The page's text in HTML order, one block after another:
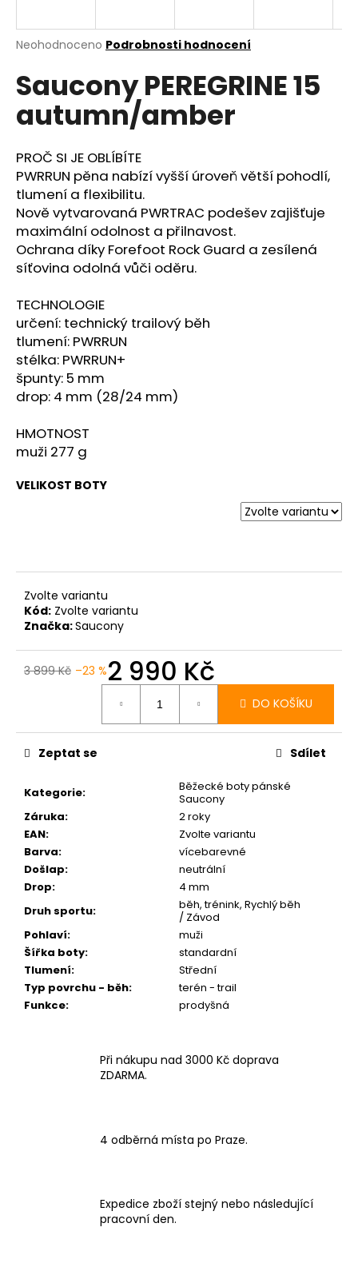
Průměrné
produktu
je
z
hvězdiček.
Neohodnoceno Podrobnosti hodnocení
Saucony PEREGRINE 15
autumn/amber
PROČ SI JE OBLÍBÍTE
PWRRUN pěna nabízí vyšší úroveň větší pohodlí,
tlumení a flexibilitu.
Nově vytvarovaná PWRTRAC podešev zajišťuje
maximální odolnost a přilnavost.
Ochrana díky Forefoot Rock Guard a zesílená
síťovina odolná vůči oděru.
TECHNOLOGIE
určení: technický trailový běh
tlumení: PWRRUN
stélka: PWRRUN+
špunty: 5 mm
drop: 4 mm (28/24 mm)
HMOTNOST
muži 277 g
VELIKOST BOTY
Zvolte variantu
Kód: Zvolte variantu
Značka:Saucony
3 899 Kč –23 %2 990 Kč
DO KOŠÍKU
Kategorie:
Běžecké boty pánské
Saucony
Záruka:
2 roky
EAN:
Zvolte variantu
Barva:
vícebarevné
Došlap:
neutrální
Drop:
4 mm
Druh sportu:
běh, trénink, Rychlý běh
/ Závod
Pohlaví:
muži
Šířka boty:
standardní
Tlumení:
Střední
Typ povrchu - běh:
terén - trail
Funkce: prodyšná
Zeptat se Sdílet
Při nákupu nad 3000 Kč doprava
ZDARMA.
4 odběrná místa po Praze.
Expedice zboží stejný nebo následující
pracovní den.
j
t
?
HLEDAT
D
o
o
r
u
č
u
j
m
e
SAUCONY
2
Kč
Původně:
Kč